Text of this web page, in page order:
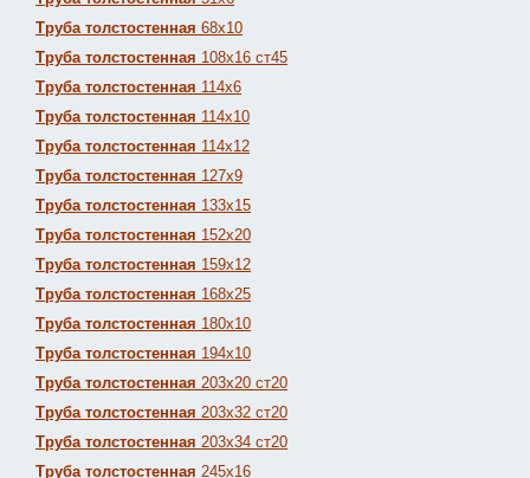
Труба толстостенная 68х10
Труба толстостенная 108х16 ст45
Труба толстостенная 114х6
Труба толстостенная 114х10
Труба толстостенная 114х12
Труба толстостенная 127х9
Труба толстостенная 133х15
Труба толстостенная 152х20
Труба толстостенная 159х12
Труба толстостенная 168х25
Труба толстостенная 180х10
Труба толстостенная 194х10
Труба толстостенная 203х20 ст20
Труба толстостенная 203х32 ст20
Труба толстостенная 203х34 ст20
Труба толстостенная 245х16